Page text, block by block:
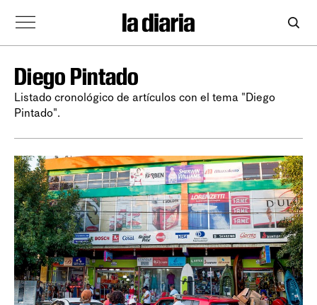
Diego Pintado
Listado cronológico de artículos con el tema "Diego
Pintado".